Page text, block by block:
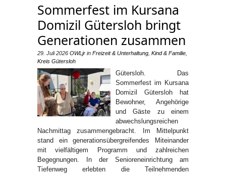
Sommerfest im Kursana
Domizil Gütersloh bringt
Generationen zusammen
29. Juli 2026 OWLjr in Freizeit & Unterhaltung Kind & Familie
Kreis Gütersloh
Gütersloh. Das
Sommerfest im Kursana
Domizil Gütersloh hat
Bewohner, Angehörige
und Gäste zu einem
abwechslungsreichen
Nachmittag zusammengebracht. Im Mittelpunkt
stand ein generationsübergreifendes Miteinander
mit vielfältigem Programm und zahlreichen
Begegnungen. In der Senioreneinrichtung am
Tiefenweg erlebten die Teilnehmenden